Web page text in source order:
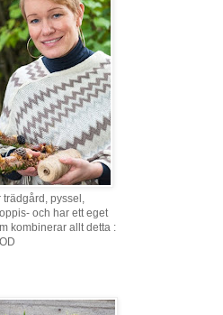
trädgård, pyssel,
och har ett eget
kombinerar allt detta :